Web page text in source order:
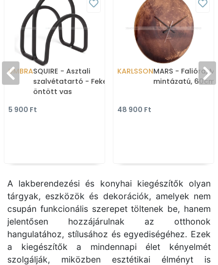
UMBRASQUIRE - Asztali
szalvétatartó - Fekete
öntött vas
5 900 Ft
KARLSSONMARS - Falióra,
mintázatú, 60cm
48 900 Ft
A lakberendezési és konyhai kiegészítők olyan
tárgyak, eszközök és dekorációk, amelyek nem
csupán funkcionális szerepet töltenek be, hanem
jelentősen hozzájárulnak az otthonok
hangulatához, stílusához és egyediségéhez. Ezek
a kiegészítők a mindennapi élet kényelmét
szolgálják, miközben esztétikai élményt is